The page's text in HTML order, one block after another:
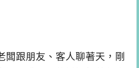
闆跟朋友、客人聊著天，剛